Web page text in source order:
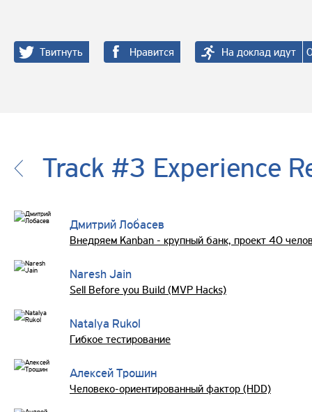
Твитнуть Нравится На доклад идут
Track #3 Experience
Дмитрий Лобасев
Внедряем Kanban - крупный банк, проект 40
Naresh Jain
Sell Before you Build (MVP Hacks)
Natalya Rukol
Гибкое тестирование
Алексей Трошин
Человеко-ориентированный фактор (HDD)